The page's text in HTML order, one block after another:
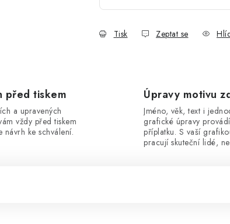
Tisk Zeptat se
před tiskem
a upravených
vždy před tiskem
návrh ke schválení.
Úpravy motivu
Jméno, věk, text i
grafické úpravy
příplatku. S vaší
pracují skuteční lidé,